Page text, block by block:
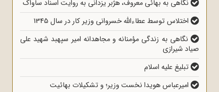
نگاهی به بهائی معروف، هژبر یزدانی به روایت اسناد ساواک
اختلاس توسط عطاءالله خسروانی وزیر کار در سال 1345
نگاهی به زندگی مؤمنانه و مجاهدانه امیر سپهبد شهید علی
صیاد شیرازی
تبلیغ علیه اسلام
امیرعباس هویدا نخست وزیر؛ و تشکیلات بهائیت